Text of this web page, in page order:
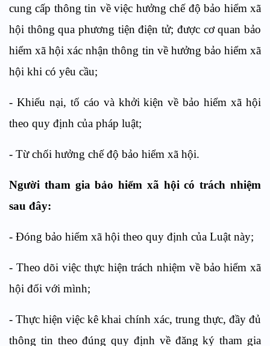
cung cấp thông tin về việc hưởng chế độ bảo hiểm xã
hội thông qua phương tiện điện tử; được cơ quan bảo
hiểm xã hội xác nhận thông tin về hưởng bảo hiểm xã
hội khi có yêu cầu;
- Khiếu nại, tố cáo và khởi kiện về bảo hiểm xã hội
theo quy định của pháp luật;
- Từ chối hưởng chế độ bảo hiểm xã hội.
Người tham gia bảo hiểm xã hội có trách nhiệm
sau đây:
- Đóng bảo hiểm xã hội theo quy định của Luật này;
- Theo dõi việc thực hiện trách nhiệm về bảo hiểm xã
hội đối với mình;
- Thực hiện việc kê khai chính xác, trung thực, đầy đủ
thông tin theo đúng quy định về đăng ký tham gia